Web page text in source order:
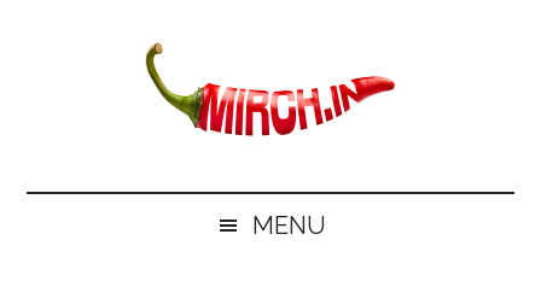
mirch.in
MENU